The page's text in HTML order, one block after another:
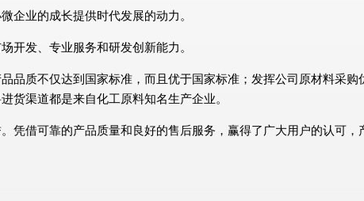
企业的成长提供时代发展的动力。
开发、专业服务和研发创新能力。
品质不仅达到国家标准，而且优于国家标准；发挥公司原材料采购
货渠道都是来自化工原料知名生产企业。
凭借可靠的产品质量和良好的售后服务，赢得了广大用户的认可，